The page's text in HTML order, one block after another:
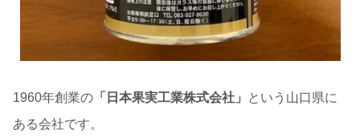
1960年創業の 「日本果実工業株式会社」
という山口県に
ある会社です。